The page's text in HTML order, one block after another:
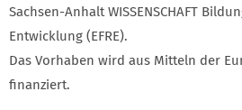
Sachsen-Anhalt WISSENSCHAFT
Entwicklung (EFRE).
Das Vorhaben wird aus Mitteln der
finanziert.